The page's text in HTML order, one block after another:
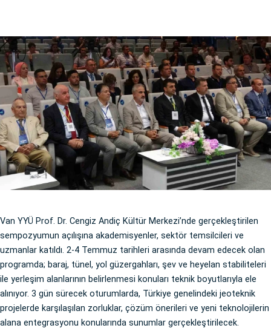
Van YYÜ Prof. Dr. Cengiz Andiç Kültür Merkezi’nde gerçekleştirilen
sempozyumun açılışına akademisyenler, sektör temsilcileri ve
uzmanlar katıldı. 2-4 Temmuz tarihleri arasında devam edecek olan
programda; baraj, tünel, yol güzergahları, şev ve heyelan stabiliteleri
ile yerleşim alanlarının belirlenmesi konuları teknik boyutlarıyla ele
alınıyor. 3 gün sürecek oturumlarda, Türkiye genelindeki jeoteknik
projelerde karşılaşılan zorluklar, çözüm önerileri ve yeni teknolojilerin
alana entegrasyonu konularında sunumlar gerçekleştirilecek.